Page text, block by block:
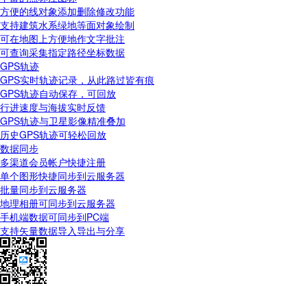
方便的线对象添加删除修改功能
支持建筑水系绿地等面对象绘制
可在地图上方便地作文字批注
可查询采集指定路径坐标数据
GPS轨迹
GPS实时轨迹记录，从此路过皆有痕
GPS轨迹自动保存，可回放
行进速度与海拔实时反馈
GPS轨迹与卫星影像精准叠加
历史GPS轨迹可轻松回放
数据同步
多渠道会员帐户快捷注册
单个图形快捷同步到云服务器
批量同步到云服务器
地理相册可同步到云服务器
手机端数据可同步到PC端
支持矢量数据导入导出与分享